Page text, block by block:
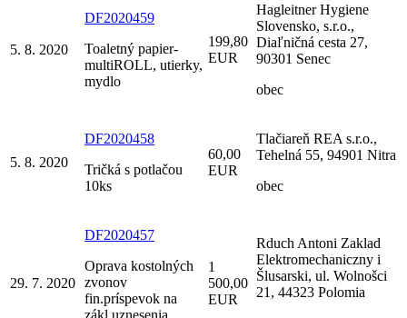
5. 8. 2020
DF2020459
Toaletný papier-
multiROLL, utierky,
mydlo
199,80
EUR
Hagleitner Hygiene
Slovensko, s.r.o.,
Diaľničná cesta 27,
90301 Senec
obec
5. 8. 2020
DF2020458
Tričká s potlačou
10ks
60,00
EUR
Tlačiareň REA s.r.o.,
Tehelná 55, 94901 Nitra
obec
29. 7. 2020
DF2020457
Oprava kostolných
zvonov
fin.príspevok na
zákl.uznesenia
1
500,00
EUR
Rduch Antoni Zaklad
Elektromechaniczny i
Šlusarski, ul. Wolnošci
21, 44323 Polomia